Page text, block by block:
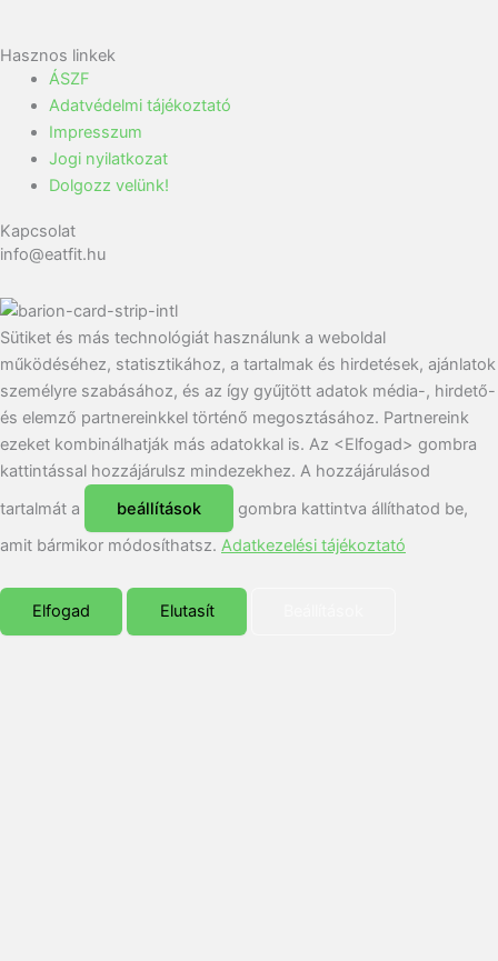
Hasznos linkek
ÁSZF
Adatvédelmi tájékoztató
Impresszum
Jogi nyilatkozat
Dolgozz velünk!
Kapcsolat
info@eatfit.hu
Sütiket és más technológiát használunk a weboldal
működéséhez, statisztikához, a tartalmak és hirdetések, ajánlatok
személyre szabásához, és az így gyűjtött adatok média-, hirdető-
és elemző partnereinkkel történő megosztásához. Partnereink
ezeket kombinálhatják más adatokkal is. Az <Elfogad> gombra
kattintással hozzájárulsz mindezekhez. A hozzájárulásod
tartalmát a
beállítások
gombra kattintva állíthatod be,
amit bármikor módosíthatsz. Adatkezelési tájékoztató
Elfogad Elutasít